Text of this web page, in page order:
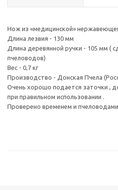
Нож из «медицинской»
Длина лезвия - 130 мм
Длина деревянной ручки - 105 мм (
пчеловодов)
Вес - 0,7 кг
Производство - Донская Пчела
Очень хорошо подается заточки ,
при правильном использовании .
Проверено временем и